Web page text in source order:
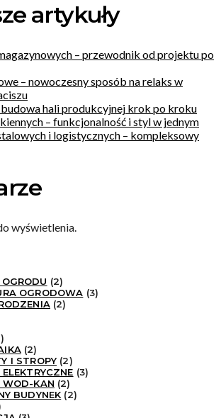
artykuły
– przewodnik od projektu po
– nowoczesny sposób na relaks w
budowa hali produkcyjnej krok po kroku
– funkcjonalność i styl w jednym
i logistycznych – kompleksowy
wyświetlenia.
(2)
OGRODOWA (3)
(2)
(2)
I STROPY (2)
(3)
WOD-KAN (2)
BUDYNEK (2)